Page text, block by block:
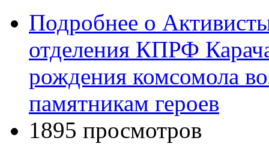
Подробнее о
отделения КПРФ
рождения комсомола
памятникам героев
1895 просмотров